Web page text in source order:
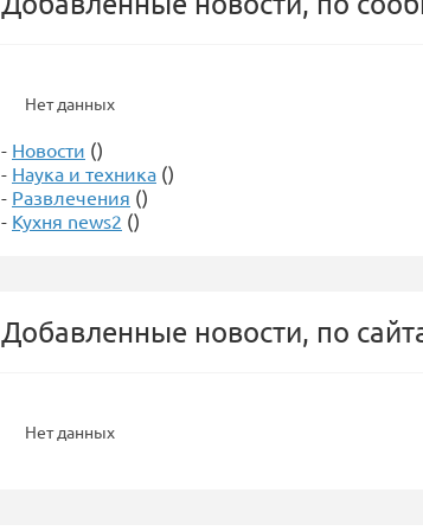
Нет данных
- Новости ()
- Наука и техника ()
- Развлечения ()
- Кухня news2 ()
Добавленные новости, по
Нет данных